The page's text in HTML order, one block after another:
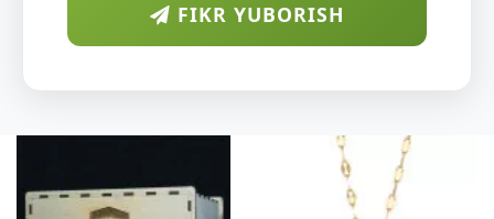
FIKR YUBORISH